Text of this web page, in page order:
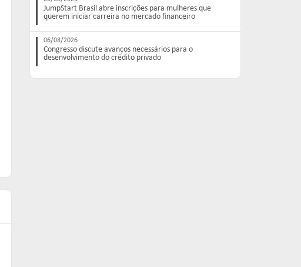
JumpStart Brasil abre inscrições para mulheres que
querem iniciar carreira no mercado financeiro
06/08/2026
Congresso discute avanços necessários para o
desenvolvimento do crédito privado